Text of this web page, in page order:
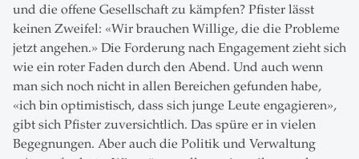
und die offene Gesellschaft zu kämpfen? Pfister lässt
keinen Zweifel: «Wir brauchen Willige, die die Probleme
jetzt angehen.» Die Forderung nach Engagement zieht sich
wie ein roter Faden durch den Abend. Und auch wenn
man sich noch nicht in allen Bereichen gefunden habe,
«ich bin optimistisch, dass sich junge Leute engagieren»,
gibt sich Pfister zuversichtlich. Das spüre er in vielen
Begegnungen. Aber auch die Politik und Verwaltung